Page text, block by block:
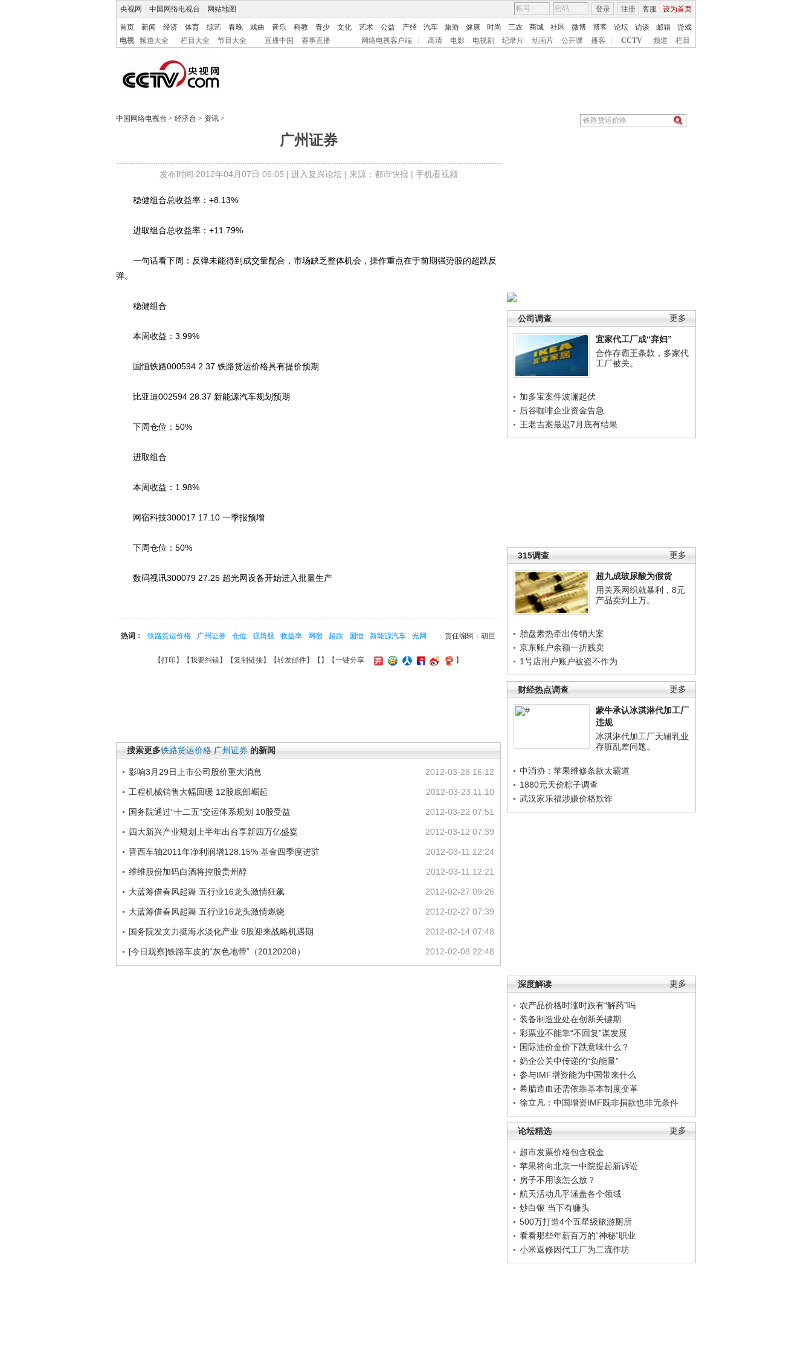
央视网 中国网络电视台 网站地图 客服 设为首页
登录 注册
首页 新闻 经济 体育 综艺 春晚 戏曲 音乐 科教 青少 文化 艺术 公益 产经 汽车 旅游 健康 时尚 三农 商城 社区 微博 博客 论坛 访谈 邮箱
游戏
电视
频道大全 栏目大全 节目大全 直播中国 赛事直播 网络电视客户端 高清 电影 电视剧 纪录片 动画片 公开课 播客 CCTV 频道 栏目
中国网络电视台 > 经济台 > 资讯 >
广州证券
发布时间:2012年04月07日 06:05 | 进入复兴论坛| 来源：都市快报 | 手机看视频
更多
公司调查
宜家代工厂成“弃妇”
合作存霸王条款，多家代
工厂被关。
加多宝案件波澜起伏
后谷咖啡企业资金告急
王老吉案最迟7月底有结果
更多
315调查
超九成玻尿酸为假货
用关系网织就暴利，8元
产品卖到上万。
胎盘素热牵出传销大案
京东账户余额一折贱卖
1号店用户账户被盗不作为
更多
财经热点调查
蒙牛承认冰淇淋代加工厂
违规
冰淇淋代加工厂天辅乳业
存脏乱差问题。
中消协：苹果维修条款太霸道
1880元天价粽子调查
武汉家乐福涉嫌价格欺诈
更多
深度解读
农产品价格时涨时跌有“解药”吗
装备制造业处在创新关键期
彩票业不能靠“不回复”谋发展
国际油价金价下跌意味什么？
奶企公关中传递的“负能量”
参与IMF增资能为中国带来什么
希腊造血还需依靠基本制度变革
徐立凡：中国增资IMF既非捐款也非无条件
更多
论坛精选
超市发票价格包含税金
苹果将向北京一中院提起新诉讼
房子不用该怎么放？
航天活动几乎涵盖各个领域
炒白银 当下有赚头
500万打造4个五星级旅游厕所
看看那些年薪百万的“神秘”职业
小米返修因代工厂为二流作坊
稳健组合总收益率：+8.13%
进取组合总收益率：+11.79%
一句话看下周：反弹未能得到成交量配合，市场缺乏整体机会，操作重点在于前期强势股的超跌反
弹。
稳健组合
本周收益：3.99%
国恒铁路000594 2.37 铁路货运价格具有提价预期
比亚迪002594 28.37 新能源汽车规划预期
下周仓位：50%
进取组合
本周收益：1.98%
网宿科技300017 17.10 一季报预增
下周仓位：50%
数码视讯300079 27.25 超光网设备开始进入批量生产
责任编辑：胡巨
热词： 铁路货运价格 广州证券 仓位 强势股 收益率 网宿 超跌 国恒 新能源汽车 光网
【打印 】【我要纠错】【复制链接】【转发邮件】【 】 【一键分享 】
搜索更多铁路货运价格 广州证券 的新闻
2012-03-28 16:12
影响3月29日上市公司股价重大消息
2012-03-23 11:10
工程机械销售大幅回暖 12股底部崛起
2012-03-22 07:51
国务院通过“十二五”交运体系规划 10股受益
2012-03-12 07:39
四大新兴产业规划上半年出台享新四万亿盛宴
2012-03-11 12:24
晋西车轴2011年净利润增128.15% 基金四季度进驻
2012-03-11 12:21
维维股份加码白酒将控股贵州醇
2012-02-27 09:26
大蓝筹借春风起舞 五行业16龙头激情狂飙
2012-02-27 07:39
大蓝筹借春风起舞 五行业16龙头激情燃烧
2012-02-14 07:48
国务院发文力挺海水淡化产业 9股迎来战略机遇期
2012-02-08 22:48
[今日观察]铁路车皮的“灰色地带”（20120208）